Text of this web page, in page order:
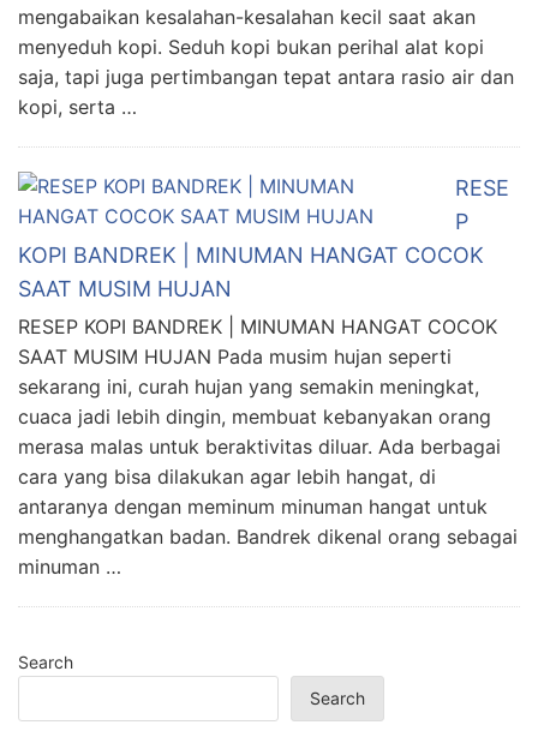
mengabaikan kesalahan-kesalahan kecil saat akan
menyeduh kopi. Seduh kopi bukan perihal alat kopi
saja, tapi juga pertimbangan tepat antara rasio air dan
kopi, serta …
RESE
P
KOPI BANDREK | MINUMAN HANGAT COCOK
SAAT MUSIM HUJAN
RESEP KOPI BANDREK | MINUMAN HANGAT COCOK
SAAT MUSIM HUJAN Pada musim hujan seperti
sekarang ini, curah hujan yang semakin meningkat,
cuaca jadi lebih dingin, membuat kebanyakan orang
merasa malas untuk beraktivitas diluar. Ada berbagai
cara yang bisa dilakukan agar lebih hangat, di
antaranya dengan meminum minuman hangat untuk
menghangatkan badan. Bandrek dikenal orang sebagai
minuman …
Search
Search